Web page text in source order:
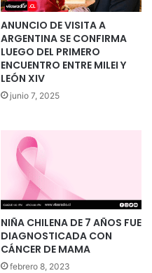
ANUNCIO DE VISITA A
ARGENTINA SE CONFIRMA
LUEGO DEL PRIMERO
ENCUENTRO ENTRE MILEI Y
LEÓN XIV
junio 7, 2025
NIÑA CHILENA DE 7 AÑOS FUE
DIAGNOSTICADA CON
CÁNCER DE MAMA
febrero 8, 2023